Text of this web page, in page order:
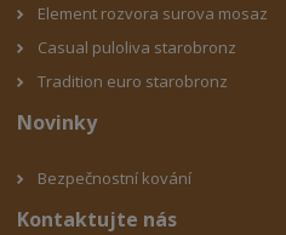
Element rozvora surova mosaz
Casual puloliva starobronz
Tradition euro starobronz
Novinky
Bezpečnostní kování
Kontaktujte nás